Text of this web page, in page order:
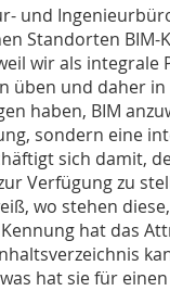
und
Standorten BIM-
wir als integrale
üben und daher
haben, BIM
sondern eine
sich damit,
Verfügung zu
wo stehen
hat das
hat sie für